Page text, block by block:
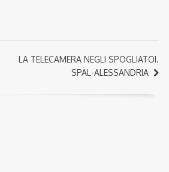
LA TELECAMERA NEGLI SPOGLIATOI.
SPAL-ALESSANDRIA